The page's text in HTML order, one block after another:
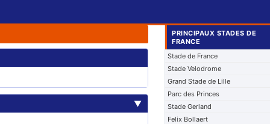
▼
PRINCIPAUX STADES DE
FRANCE
Stade de France
Stade Velodrome
Grand Stade de Lille
Parc des Princes
Stade Gerland
Felix Bollaert